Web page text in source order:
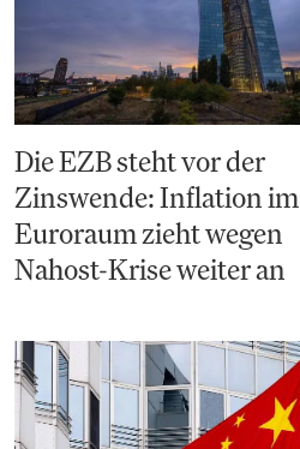
Die EZB steht vor der
Zinswende: Inflation im
Euroraum zieht wegen
Nahost-Krise weiter an